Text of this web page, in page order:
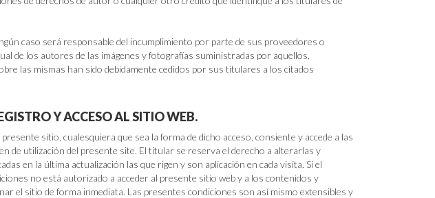
caso será responsable del incumplimiento por parte de sus proveedores o
de los autores de las imágenes y fotografías suministradas por aquellos,
las mismas han sido debidamente cedidos por sus titulares a los citados
Y ACCESO AL SITIO WEB.
sitio, cualesquiera que sea la forma de dicho acceso, consiente y accede a las
de utilización del presente site. El titular se reserva el derecho a alterarlas y
en la última actualización las que rigen y son aplicación en cada visita. Si el
no está autorizado a acceder al presente sitio web y a los contenidos y
el sitio de forma inmediata. Las presentes condiciones son así mismo extensibles y